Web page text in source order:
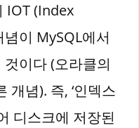
IOT (Index
이 MySQL에서
이다 (오라클의
개념). 즉, ‘인덱스
디스크에 저장된